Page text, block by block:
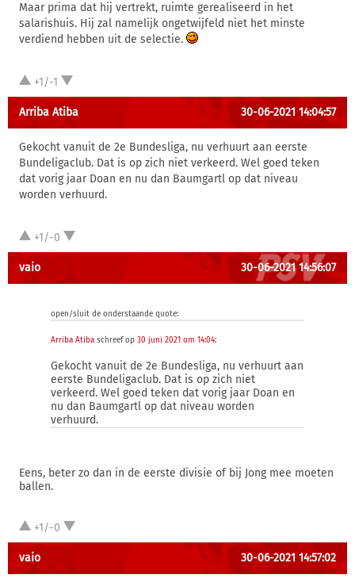
Maar prima dat hij vertrekt, ruimte gerealiseerd in het
salarishuis. Hij zal namelijk ongetwijfeld niet het minste
verdiend hebben uit de selectie.
+1/-1
Arriba Atiba 30-06-2021 14:04:57
Gekocht vanuit de 2e Bundesliga, nu verhuurt aan eerste
Bundeligaclub. Dat is op zich niet verkeerd. Wel goed teken
dat vorig jaar Doan en nu dan Baumgartl op dat niveau
worden verhuurd.
+1/-0
vaio 30-06-2021 14:56:07
open/sluit de onderstaande quote:
Arriba Atiba schreef op 30 juni 2021 om 14:04:
Gekocht vanuit de 2e Bundesliga, nu verhuurt aan
eerste Bundeligaclub. Dat is op zich niet
verkeerd. Wel goed teken dat vorig jaar Doan en
nu dan Baumgartl op dat niveau worden
verhuurd.
Eens, beter zo dan in de eerste divisie of bij Jong mee moeten
ballen.
+1/-0
vaio 30-06-2021 14:57:02